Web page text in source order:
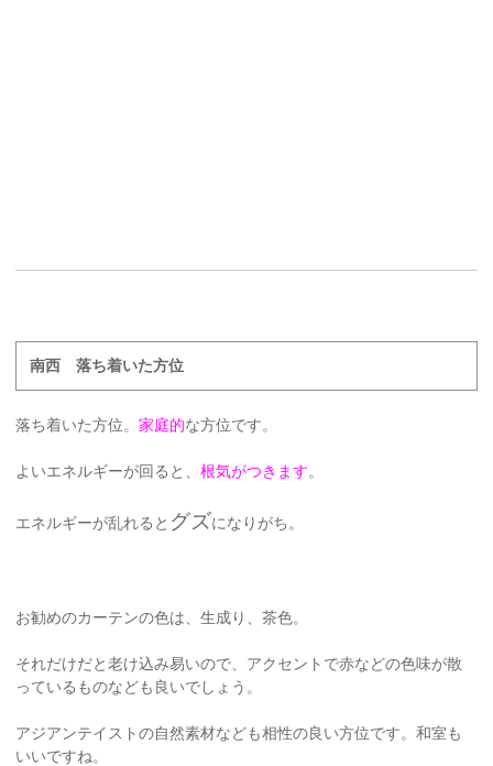
南西 落ち着いた方位
落ち着いた方位。家庭的な方位です。
よいエネルギーが回ると、根気がつきます。
エネルギーが乱れると グズになりがち。
お勧めのカーテンの色は、生成り、茶色。
それだけだと老け込み易いので、アクセントで赤などの色味が散
っているものなども良いでしょう。
アジアンテイストの自然素材なども相性の良い方位です。和室も
いいですね。